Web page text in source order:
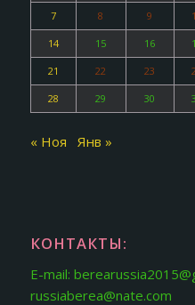
7 8 9
14 15 16
21 22 23
28 29 30
« Ноя Янв »
КОНТАКТЫ:
E-mail:
russiaberea@nate.com